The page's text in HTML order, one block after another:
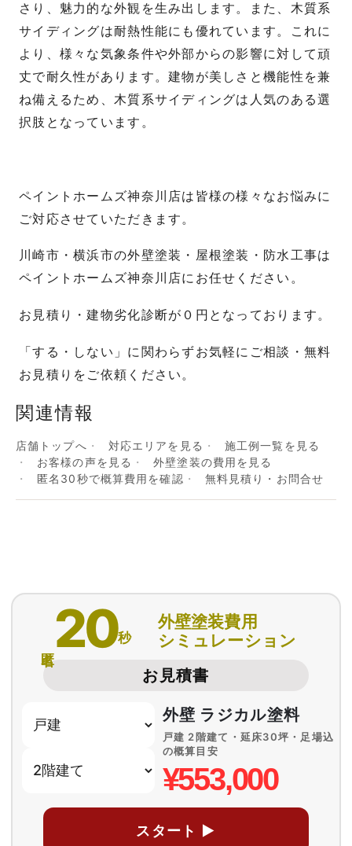
さり、魅力的な外観を生み出します。また、木質系
サイディングは耐熱性能にも優れています。これに
より、様々な気象条件や外部からの影響に対して頑
丈で耐久性があります。建物が美しさと機能性を兼
ね備えるため、木質系サイディングは人気のある選
択肢となっています。
ペイントホームズ神奈川店は皆様の様々なお悩みに
ご対応させていただきます。
川崎市・横浜市の外壁塗装・屋根塗装・防水工事は
ペイントホームズ神奈川店にお任せください。
お見積り・建物劣化診断が０円となっております。
「する・しない」に関わらずお気軽にご相談・無料
お見積りをご依頼ください。
関連情報
店舗トップへ 対応エリアを見る
施工例一覧を見る
お客様の声を見る
外壁塗装の費用を見る
匿名30秒で概算費用を確認
無料見積り・お問合せ
20秒
外壁塗装費用
シミュレーション
お見積書
外壁 ラジカル塗料
戸建 2階建て・延床30坪・足場込
の概算目安
¥553,000
スタート ▶